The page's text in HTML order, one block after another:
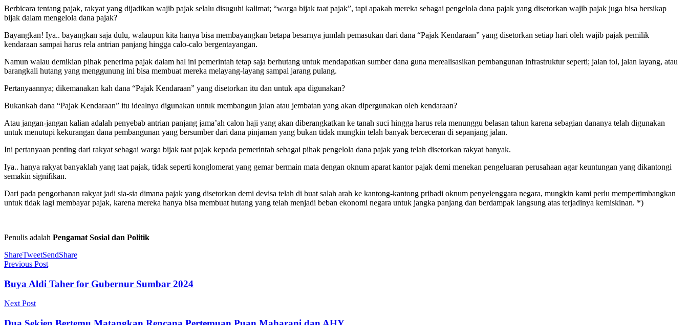
Berbicara tentang pajak, rakyat yang dijadikan wajib pajak selalu disuguhi kalimat; “warga bijak taat pajak”, tapi apakah mereka sebagai pengelola dana pajak yang disetorkan wajib pajak juga bisa bersikap
bijak dalam mengelola dana pajak?
Bayangkan! Iya.. bayangkan saja dulu, walaupun kita hanya bisa membayangkan betapa besarnya jumlah pemasukan dari dana “Pajak Kendaraan” yang disetorkan setiap hari oleh wajib pajak pemilik
kendaraan sampai harus rela antrian panjang hingga calo-calo bergentayangan.
Namun walau demikian pihak penerima pajak dalam hal ini pemerintah tetap saja berhutang untuk mendapatkan sumber dana guna merealisasikan pembangunan infrastruktur seperti; jalan tol, jalan layang, atau
barangkali hutang yang menggunung ini bisa membuat mereka melayang-layang sampai jarang pulang.
Pertanyaannya; dikemanakan kah dana “Pajak Kendaraan” yang disetorkan itu dan untuk apa digunakan?
Bukankah dana “Pajak Kendaraan” itu idealnya digunakan untuk membangun jalan atau jembatan yang akan dipergunakan oleh kendaraan?
Atau jangan-jangan kalian adalah penyebab antrian panjang jama’ah calon haji yang akan diberangkatkan ke tanah suci hingga harus rela menunggu belasan tahun karena sebagian dananya telah digunakan
untuk menutupi kekurangan dana pembangunan yang bersumber dari dana pinjaman yang bukan tidak mungkin telah banyak berceceran di sepanjang jalan.
Ini pertanyaan penting dari rakyat sebagai warga bijak taat pajak kepada pemerintah sebagai pihak pengelola dana pajak yang telah disetorkan rakyat banyak.
Iya.. hanya rakyat banyaklah yang taat pajak, tidak seperti konglomerat yang gemar bermain mata dengan oknum aparat kantor pajak demi menekan pengeluaran perusahaan agar keuntungan yang dikantongi
semakin signifikan.
Dari pada pengorbanan rakyat jadi sia-sia dimana pajak yang disetorkan demi devisa telah di buat salah arah ke kantong-kantong pribadi oknum penyelenggara negara, mungkin kami perlu mempertimbangkan
untuk tidak lagi membayar pajak, karena mereka hanya bisa membuat hutang yang telah menjadi beban ekonomi negara untuk jangka panjang dan berdampak langsung atas terjadinya kemiskinan. *)
Penulis adalah Pengamat Sosial dan Politik
ShareTweetSendShare
Previous Post
Buya Aldi Taher for Gubernur Sumbar 2024
Next Post